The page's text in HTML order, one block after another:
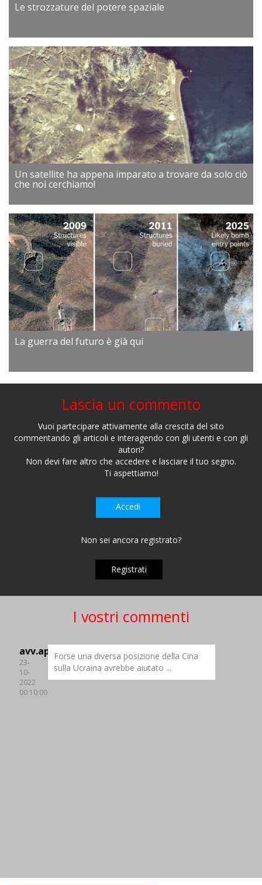
Le strozzature del potere spaziale
Un satellite ha appena imparato a trovare da solo ciò
che noi cerchiamo!
La guerra del futuro è già qui
Lascia un commento
Vuoi partecipare attivamente alla crescita del sito
commentando gli articoli e interagendo con gli utenti e con gli
autori?
Non devi fare altro che accedere e lasciare il tuo segno.
Ti aspettiamo!
Accedi
Non sei ancora registrato?
Registrati
I vostri commenti
avv.appiano@appiano.info
23-
10-
2022
00:10:00
Forse una diversa posizione della Cina
sulla Ucraina avrebbe aiutato ...